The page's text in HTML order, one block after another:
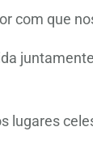
com que
lugares